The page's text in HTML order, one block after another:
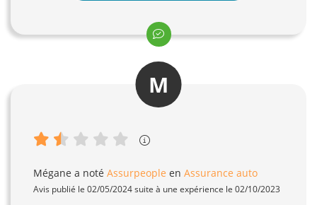
M
Mégane a noté Assurpeople en Assurance auto
Avis publié le 02/05/2024 suite à une expérience le 02/10/2023